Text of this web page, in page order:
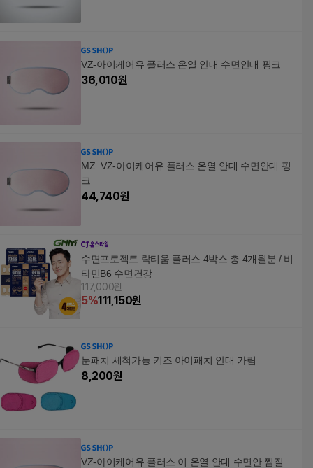
VZ-아이케어유 플러스 온열 안대 수면안대 핑크
36,010원
MZ_VZ-아이케어유 플러스 온열 안대 수면안대 핑
크
44,740원
수면프로젝트 락티움 플러스 4박스 총 4개월분 / 비
타민B6 수면건강
117,000원
5%111,150원
눈패치 세척가능 키즈 아이패치 안대 가림
8,200원
VZ-아이케어유 플러스 이 온열 안대 수면안 찜질